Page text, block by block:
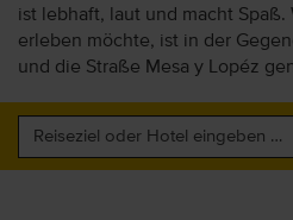
ist lebhaft, laut und macht Spaß.
erleben möchte, ist in der
und die Straße Mesa y Lopéz